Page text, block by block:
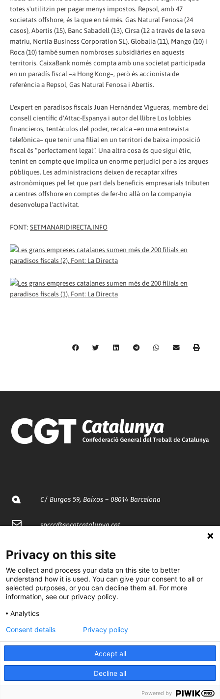
totes s'utilitzin per pagar menys impostos. Repsol, amb 47
societats offshore, és la que en té més. Gas Natural Fenosa (24
casos), Abertis (15), Banc Sabadell (13), Cirsa (12 a través de la seva
matriu, Nortia Business Corporation SL), Globalia (11), Mango (10) i
Roca (10) també sumen nombroses subsidiàries en aquests
territoris. CaixaBank només compta amb una societat participada
en un paradís fiscal –a Hong Kong–, però és accionista de
referència a Repsol, Gas Natural Fenosa i Abertis.
L'expert en paradisos fiscals Juan Hernández Vigueras, membre del
consell científic d'Attac-Espanya i autor del llibre Los lobbies
financieros, tentáculos del poder, recalca –en una entrevista
telefònica– que tenir una filial en un territori de baixa imposició
fiscal és “perfectament legal”. Una altra cosa és que sigui ètic,
tenint en compte que implica un enorme perjudici per a les arques
públiques. Les administracions deixen de recaptar xifres
astronòmiques pel fet que part dels beneficis empresarials tributen
a centres offshore en comptes de fer-ho allà on la companyia
desenvolupa l'activitat.
FONT: SETMANARIDIRECTA.INFO
C/ Burgos 59, Baixos – 08014 Barcelona
spccc@spcgtcatalunya.cat
@CGTCatalunya
cgtcatalunya
CGTCatalunya
cgtcatalunya
Desenvolupat per
Privacy on this site
We collect and process your data on this site to better
understand how it is used. You can give your consent to all or
selected purposes, or you can decline them all. For more
information, see our privacy policy.
Analytics
Accept all
Decline all
Consent details Privacy policy
Powered by